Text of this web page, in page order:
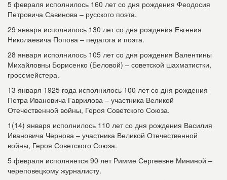
5 февраля исполнилось 160 лет со дня рождения Феодосия
Петровича Савинова – русского поэта.
29 января исполнилось 130 лет со дня рождения Евгения
Николаевича Попова – педагога и поэта.
28 января исполнилось 105 лет со дня рождения Валентины
Михайловны Борисенко (Беловой) – советской шахматистки,
гроссмейстера.
13 января 1925 года исполнилось 100 лет со дня рождения
Петра Ивановича Гаврилова – участника Великой
Отечественной войны, Героя Советского Союза.
1(14) января исполнилось 110 лет со дня рождения Василия
Ивановича Чернова – участника Великой Отечественной
войны, Героя Советского Союза.
5 февраля исполняется 90 лет Римме Сергеевне Мининой –
череповецкому журналисту.